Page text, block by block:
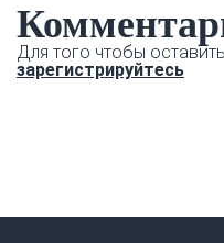
Для того чтобы
зарегистрируйтесь